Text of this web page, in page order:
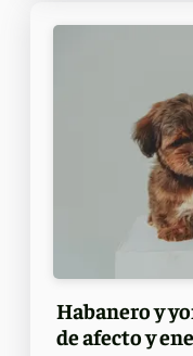
Habanero y
de afecto y